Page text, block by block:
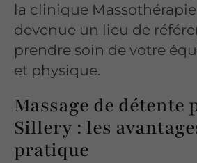
la clinique
devenue un lieu de
prendre soin de votre
et physique.
Massage de détente
Sillery : les
pratique